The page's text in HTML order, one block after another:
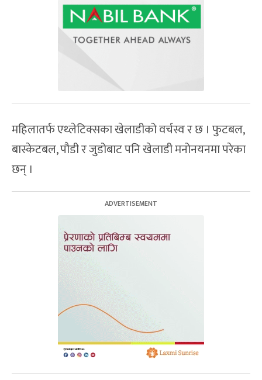
महिलातर्फ एथ्लेटिक्सका खेलाडीको वर्चस्व र छ । फुटबल,
बास्केटबल, पौडी र जुडोबाट पनि खेलाडी मनोनयनमा परेका
छन् ।